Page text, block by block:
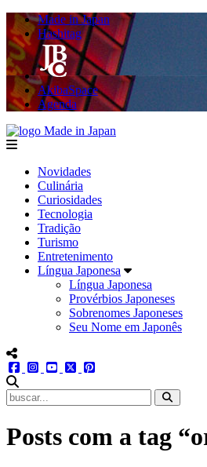
Made in Japan
Hashitag
AkibaSpace
Agenda
menu
Novidades
Culinária
Curiosidades
Tecnologia
Tradição
Turismo
Entretenimento
Língua Japonesa
Língua Japonesa
Provérbios Japoneses
Sobrenomes Japoneses
Seu Nome em Japonês
menu redes social
facebookinstagram
youtube
twitter
Posts com a tag